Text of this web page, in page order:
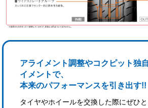
アライメント調整やコクピット独
イメントで、
本来のパフォーマンスを引き出す!!
タイヤやホイールを交換した際にぜひ